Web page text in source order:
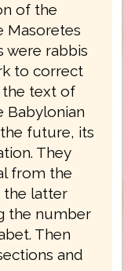
of the
Masoretes
were rabbis
to correct
text of
Babylonian
future, its
They
from the
the latter
the number
Then
and